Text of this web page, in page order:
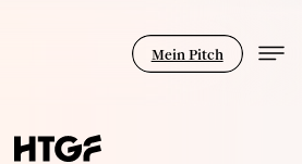
Mein Pitch